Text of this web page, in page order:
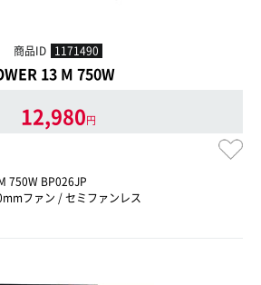
商品ID 1171490
13 M 750W
12,980円
750W BP026JP
ファン / セミファンレス